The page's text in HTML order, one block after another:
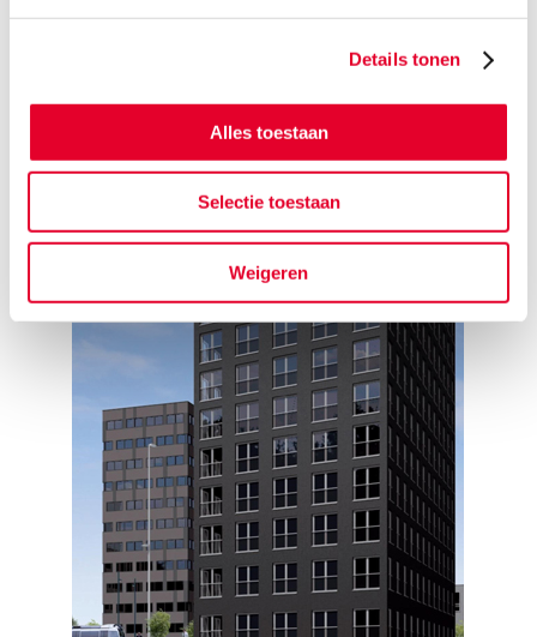
Details tonen
Alles toestaan
Selectie toestaan
Weigeren